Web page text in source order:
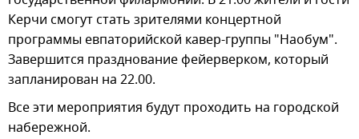
Керчи смогут стать зрителями концертной
программы евпаторийской кавер-группы "Наобум".
Завершится празднование фейерверком, который
запланирован на 22.00.
Все эти мероприятия будут проходить на городской
набережной.